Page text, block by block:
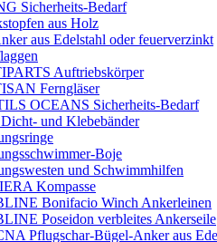
Sicherheits-Bedarf
aus Holz
aus Edelstahl oder feuerverzinkt
Auftriebskörper
Ferngläser
OCEANS Sicherheits-Bedarf
Dicht- und Klebebänder
Boje
und Schwimmhilfen
Kompasse
Bonifacio Winch Ankerleinen
Poseidon verbleites Ankerseile
Pflugschar-Bügel-Anker aus